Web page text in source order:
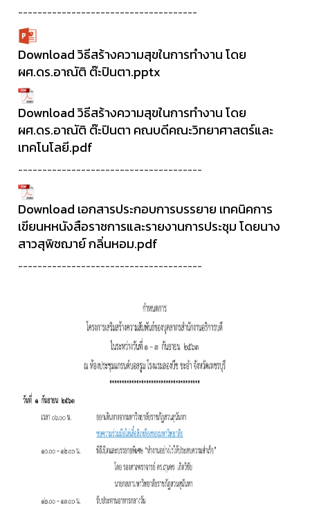
-------------------------------------
Download วิธีสร้างความสุขในการทำงาน โดย
ผศ.ดร.อาณัติ ต๊ะปินตา.pptx
Download วิธีสร้างความสุขในการทำงาน โดย
ผศ.ดร.อาณัติ ต๊ะปินตา คณบดีคณะวิทยาศาสตร์และ
เทคโนโลยี.pdf
--------------------------------------
Download เอกสารประกอบการบรรยาย เทคนิคการ
เขียนหหนังสือราชการและรายงานการประชุม โดยนาง
สาวสุพิชฌาย์ กลิ่นหอม.pdf
--------------------------------------